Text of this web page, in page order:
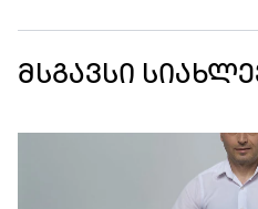
მსგავსი